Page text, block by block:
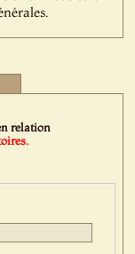
relation